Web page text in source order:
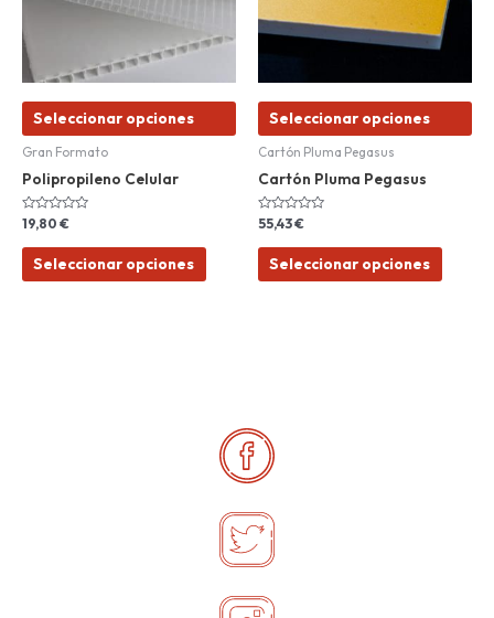
Seleccionar opciones
Gran Formato
Polipropileno Celular
Valorado
con
0
19,80 €
Seleccionar opciones
opciones
se
elegir
producto
Seleccionar opciones
Cartón Pluma Pegasus
Cartón Pluma Pegasus
Valorado
con
0
55,43€
Seleccionar opciones
se
elegir